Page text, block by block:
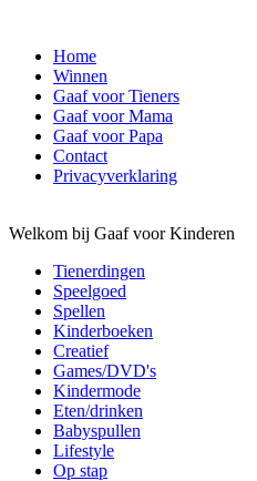
Home
Winnen
Gaaf voor Tieners
Gaaf voor Mama
Gaaf voor Papa
Contact
Privacyverklaring
Welkom bij Gaaf voor Kinderen
Tienerdingen
Speelgoed
Spellen
Kinderboeken
Creatief
Games/DVD's
Kindermode
Eten/drinken
Babyspullen
Lifestyle
Op stap